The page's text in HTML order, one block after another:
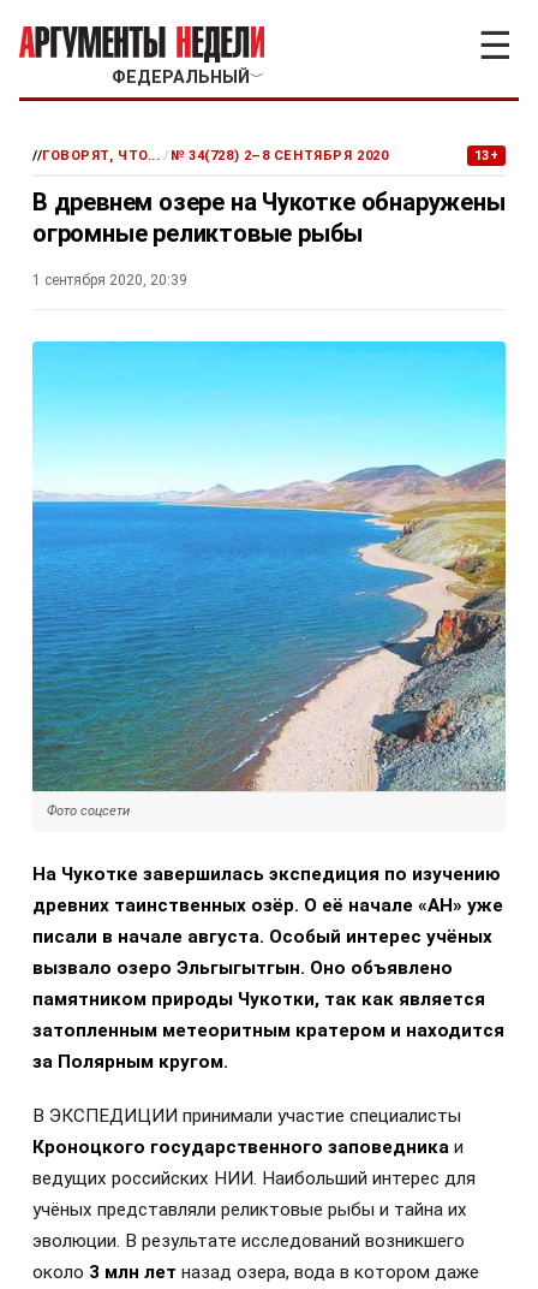
ФЕДЕРАЛЬНЫЙ ﹀
☰
//ГОВОРЯТ, ЧТО... / № 34(728) 2–8 СЕНТЯБРЯ 2020 13+
В древнем озере на Чукотке обнаружены
огромные реликтовые рыбы
1 сентября 2020, 20:39
Фото соцсети
На Чукотке завершилась экспедиция по изучению
древних таинственных озёр. О её начале «АН» уже
писали в начале августа. Особый интерес учёных
вызвало озеро Эльгыгытгын. Оно объявлено
памятником природы Чукотки, так как является
затопленным метеоритным кратером и находится
за Полярным кругом.
В ЭКСПЕДИЦИИ принимали участие специалисты
Кроноцкого государственного заповедника и
ведущих российских НИИ. Наибольший интерес для
учёных представляли реликтовые рыбы и тайна их
эволюции. В результате исследований возникшего
около 3 млн лет назад озера, вода в котором даже